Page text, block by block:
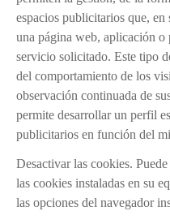
espacios publicitarios que,
una página web, aplicación o
servicio solicitado. Este tipo
del comportamiento de los
observación continuada de
permite desarrollar un perfil
publicitarios en función del
Desactivar las cookies.
las cookies instaladas en su
las opciones del navegador